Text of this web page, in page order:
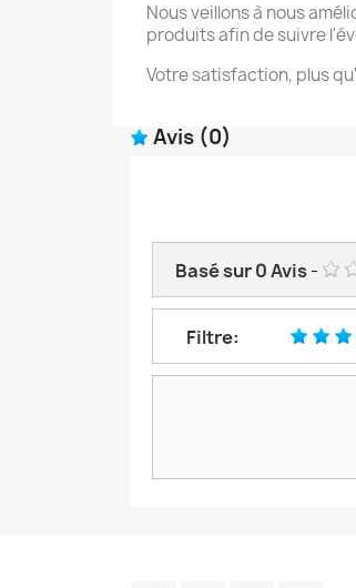
Nous veillons à nous
produits afin de suivre
Votre satisfaction, plus
Avis (0)
Basé sur0Avis-
Filtre: